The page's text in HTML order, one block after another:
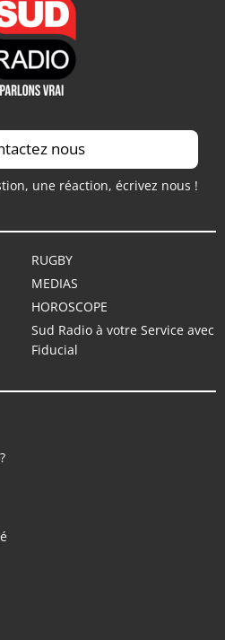
nous
une réaction, écrivez nous !
RUGBY
MEDIAS
HOROSCOPE
Sud Radio à votre Service avec
Fiducial